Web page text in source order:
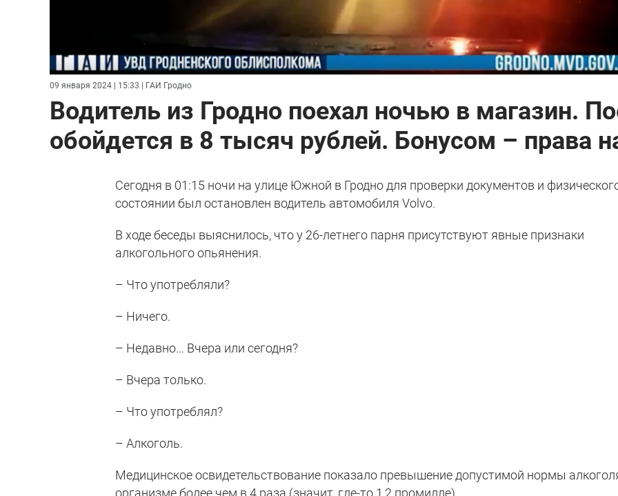
09 января 2024 | 15:33 | ГАИ Гродно
Водитель из Гродно поехал ночью в магазин.
обойдется в 8 тысяч рублей. Бонусом – права
Сегодня в 01:15 ночи на улице Южной в Гродно для проверки документов и
состоянии был остановлен водитель автомобиля Volvo.
В ходе беседы выяснилось, что у 26-летнего парня присутствуют явные признаки
алкогольного опьянения.
– Что употребляли?
– Ничего.
– Недавно... Вчера или сегодня?
– Вчера только.
– Что употреблял?
– Алкоголь.
Медицинское освидетельствование показало превышение допустимой нормы
организме более чем в 4 раза (значит, где-то 1,2 промилле).